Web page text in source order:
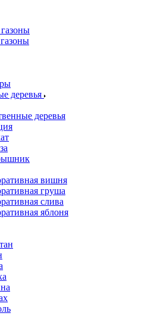
деревья
деревья
вишня
груша
слива
яблоня